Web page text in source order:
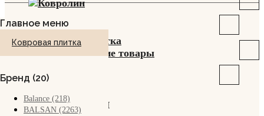
Ковролин
Ковровая плитка
Сопутствующие товары
Главное меню
Ковровая плитка
Бренд (20)
Balance (218)
BALSAN (2263)
О компании